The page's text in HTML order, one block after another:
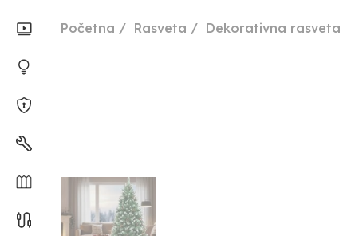
Početna Rasveta Dekorativna rasveta